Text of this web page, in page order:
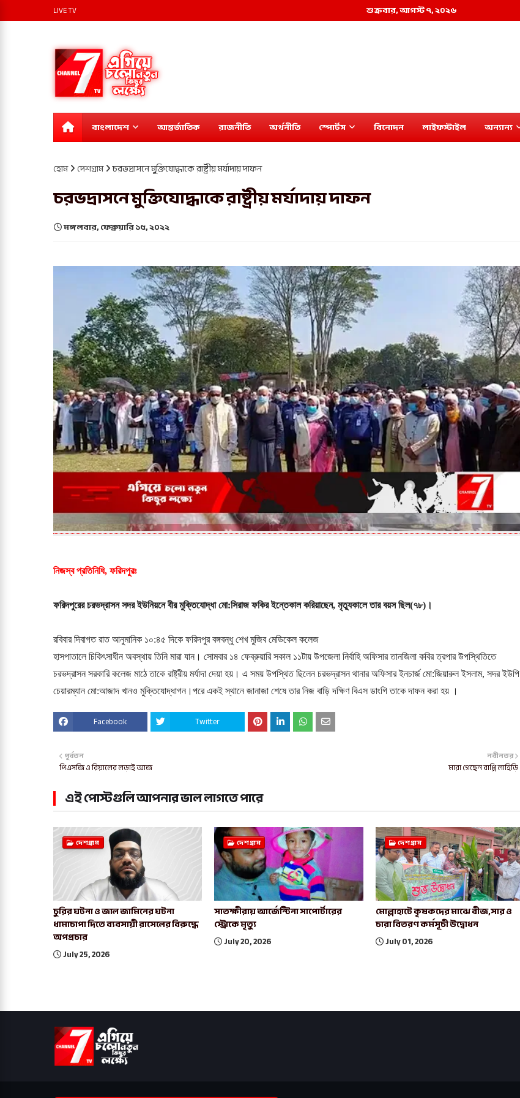
শুক্রবার, আগস্ট ৭, ২০২৬
LIVE TV
বাংলাদেশ আন্তর্জাতিক রাজনীতি অর্থনীতি স্পোর্টস বিনোদন লাইফস্টাইল অন্যান্য
হোম দেশগ্রাম চরভদ্রাসনে মুক্তিযোদ্ধাকে রাষ্ট্রীয় মর্যাদায় দাফন
চরভদ্রাসনে মুক্তিযোদ্ধাকে রাষ্ট্রীয় মর্যাদায় দাফন
মঙ্গলবার, ফেব্রুয়ারি ১৫, ২০২২
নিজস্ব প্রতিনিধি, ফরিদপুরঃ
ফরিদপুরের চরভদ্রাসন সদর ইউনিয়নে বীর মুক্তিযোদ্ধা মো:সিরাজ ফকির ইন্তেকাল করিয়াছেন, মৃত্যুকালে তার বয়স ছিল(৭৮)।
রবিবার দিবাগত রাত আনুমানিক ১০:৪৫ দিকে ফরিদপুর বঙ্গবন্ধু শেখ মুজিব মেডিকেল কলেজ
হাসপাতালে চিকিৎসাধীন অবস্থায় তিনি মারা যান। সোমবার ১৪ ফেব্রুয়ারি সকাল ১১টায় উপজেলা নির্বাহি অফিসার তানজিলা কবির ত্রপার উপস্থিতিতে
চরভদ্রাসন সরকারি কলেজ মাঠে তাকে রাষ্ট্রীয় মর্যাদা দেয়া হয়। এ সময় উপস্থিত ছিলেন চরভদ্রাসন থানার অফিসার ইনচার্জ মো:জিয়ারুল ইসলাম, সদর ইউপি
চেয়ারম্যান মো:আজাদ খানও মুক্তিযোদ্ধাগন।পরে একই স্থানে জানাজা শেষে তার নিজ বাড়ি দক্ষিণ বিএস ডাংগি তাকে দাফন করা হয় ।
Facebook Twitter
নবীনতর
মারা গেছেন বাপ্পি লাহিড়ি
পূর্বতন
পিএসজি ও রিয়ালের লড়াই আজ
এই পোস্টগুলি আপনার ভাল লাগতে পারে
দেশগ্রাম
চুরির ঘটনা ও জাল জামিনের ঘটনা
ধামাচাপা দিতে ব্যবসায়ী রাসেলের বিরুদ্ধে
অপপ্রচার
July 25, 2026
দেশগ্রাম
সাতক্ষীরায় আর্জেন্টিনা সাপোর্টারের
স্ট্রোকে মৃত্যু
July 20, 2026
দেশগ্রাম
মোল্লাহাটে কৃষকদের মাঝে বীজ,সার ও
চারা বিতরণ কর্মসূচী উদ্বোধন
July 01, 2026